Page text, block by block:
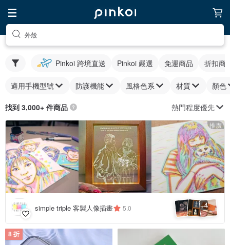
外殼
Pinkoi 跨境直送 Pinkoi 嚴選 免運商品 折扣商
適用手機型號 防護機能 風格色系 材質 顏色
找到 3,000+ 件商品 熱門程度優先
推廣
simple triple 客製人像插畫 5.0 +4
8 折